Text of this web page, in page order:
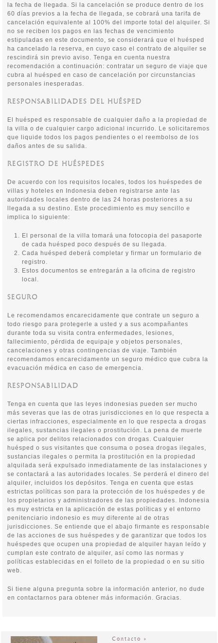
la fecha de llegada. Si la cancelación se produce dentro de los
60 días previos a la fecha de llegada, se cobrará una tarifa de
cancelación equivalente al 100% del importe total del alquiler. Si
no se reciben los pagos en las fechas de vencimiento
estipuladas en este documento, se considerará que el huésped
ha cancelado la reserva, en cuyo caso el contrato de alquiler se
rescindirá sin previo aviso. Tenga en cuenta nuestra
recomendación a continuación: contratar un seguro de viaje que
cubra al huésped en caso de cancelación por circunstancias
personales inesperadas.
RESPONSABILIDADES DEL HUÉSPED
El huésped es responsable de cualquier daño a la propiedad de
la villa o de cualquier cargo adicional incurrido. Le solicitaremos
que liquide todos los pagos pendientes o el reembolso de los
daños antes de su salida.
REGISTRO DE HUÉSPEDES
De acuerdo con los requisitos locales, todos los huéspedes de
villas y hoteles en Indonesia deben registrarse ante las
autoridades locales dentro de las 24 horas posteriores a su
llegada a su destino. Este procedimiento es muy sencillo e
implica lo siguiente:
El personal de la villa tomará una fotocopia del pasaporte
de cada huésped poco después de su llegada.
Cada huésped deberá completar y firmar un formulario de
registro.
Estos documentos se entregarán a la oficina de registro
local.
SEGURO
Le recomendamos encarecidamente que contrate un seguro a
todo riesgo para protegerle a usted y a sus acompañantes
durante toda su visita contra enfermedades, lesiones,
fallecimiento, pérdida de equipaje y objetos personales,
cancelaciones y otras contingencias de viaje. También
recomendamos encarecidamente un seguro médico que cubra la
evacuación médica en caso de emergencia.
RESPONSABILIDAD
Tenga en cuenta que las leyes indonesias pueden ser mucho
más severas que las de otras jurisdicciones en lo que respecta a
ciertas infracciones, especialmente en lo que respecta a drogas
ilegales, sustancias ilegales o prostitución. La pena de muerte
se aplica por delitos relacionados con drogas. Cualquier
huésped o sus visitantes que consuma o posea drogas ilegales,
sustancias ilegales o permita la prostitución en la propiedad
alquilada será expulsado inmediatamente de las instalaciones y
se contactará a las autoridades locales. Se perderá el dinero del
alquiler, incluidos los depósitos. Tenga en cuenta que estas
estrictas políticas son para la protección de los huéspedes y de
los propietarios y administradores de las propiedades. Indonesia
es muy estricta en la aplicación de estas políticas y el entorno
penitenciario indonesio es muy diferente al de otras
jurisdicciones. Se entiende que el abajo firmante es responsable
de las acciones de sus huéspedes y de garantizar que todos los
huéspedes que ocupen una propiedad de alquiler hayan leído y
cumplan este contrato de alquiler, así como las normas y
políticas establecidas en el folleto de la propiedad o en su sitio
web.
Si tiene alguna pregunta sobre la información anterior, no dude
en contactarnos para obtener más información. Gracias.
Contacto »